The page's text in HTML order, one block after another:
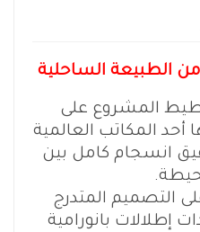
الطبيعة الساحلية
المشروع على
أحد المكاتب العالمية
انسجام كامل بين
التصميم المتدرج
إطلالات بانورامية